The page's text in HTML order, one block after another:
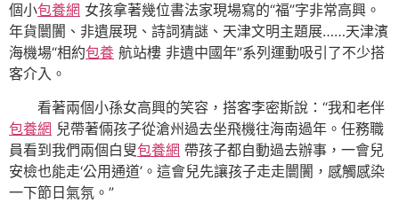
個小包養網 女孩拿著幾位書法家現場寫的“福”字非常高興。
年貨闤闠、非遺展現、詩詞猜謎、天津文明主題展……天津濱
海機場“相約包養 航站樓 非遺中國年”系列運動吸引了不少搭
客介入。
看著兩個小孫女高興的笑容，搭客李密斯說：“我和老伴
包養網 兒帶著倆孩子從滄州過去坐飛機往海南過年。任務職
員看到我們兩個白叟包養網 帶孩子都自動過去辦事，一會兒
安檢也能走‘公用通道’。這會兒先讓孩子走走闤闠，感觸感染
一下節日氣氛。”